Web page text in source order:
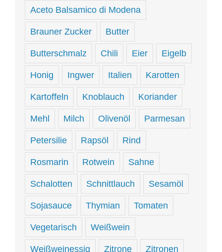
Aceto Balsamico di Modena
Brauner Zucker Butter
Butterschmalz Chili Eier Eigelb
Honig Ingwer Italien Karotten
Kartoffeln Knoblauch Koriander
Mehl Milch Olivenöl Parmesan
Petersilie Rapsöl Rind
Rosmarin Rotwein Sahne
Schalotten Schnittlauch Sesamöl
Sojasauce Thymian Tomaten
Vegetarisch Weißwein
Weißweinessig Zitrone Zitronen